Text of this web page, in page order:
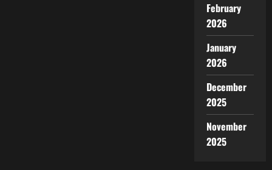
February
2026
January
2026
December
2025
November
2025